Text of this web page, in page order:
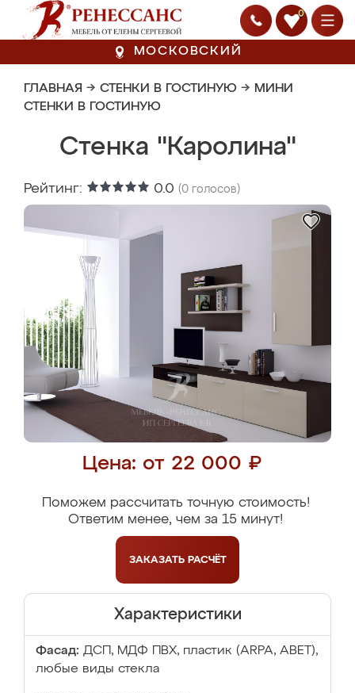
0
МОСКОВСКИЙ
ГЛАВНАЯ → СТЕНКИ В ГОСТИНУЮ → МИНИ
СТЕНКИ В ГОСТИНУЮ
Стенка "Каролина"
Рейтинг: 0.0 (0 голосов)
Цена: от 22 000 ₽
Поможем рассчитать точную стоимость!
Ответим менее, чем за 15 минут!
ЗАКАЗАТЬ РАСЧЁТ
Характеристики
Фасад: ДСП, МДФ ПВХ, пластик (ARPA, ABET),
любые виды стекла